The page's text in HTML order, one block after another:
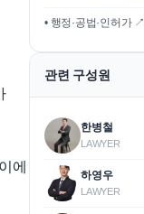
에
• 행정·공법·인허가 ↗
관련 구성원
한병철
LAWYER
하영우
LAWYER